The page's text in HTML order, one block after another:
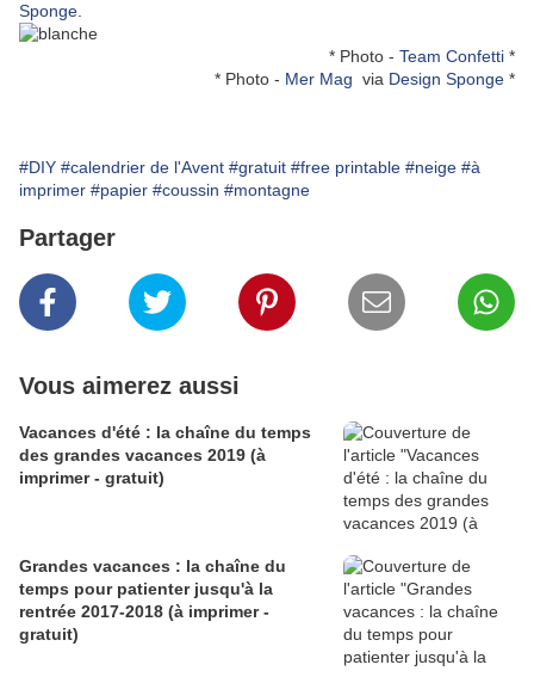
Sponge
* Photo - Team Confetti *
* Photo - Mer Mag via Design Sponge *
#DIY #calendrier de l'Avent #gratuit #free printable #neige #à
imprimer #papier #coussin #montagne
Partager
Vous aimerez aussi
Vacances d'été : la chaîne du temps
des grandes vacances 2019 (à
imprimer - gratuit)
Grandes vacances : la chaîne du
temps pour patienter jusqu'à la
rentrée 2017-2018 (à imprimer -
gratuit)